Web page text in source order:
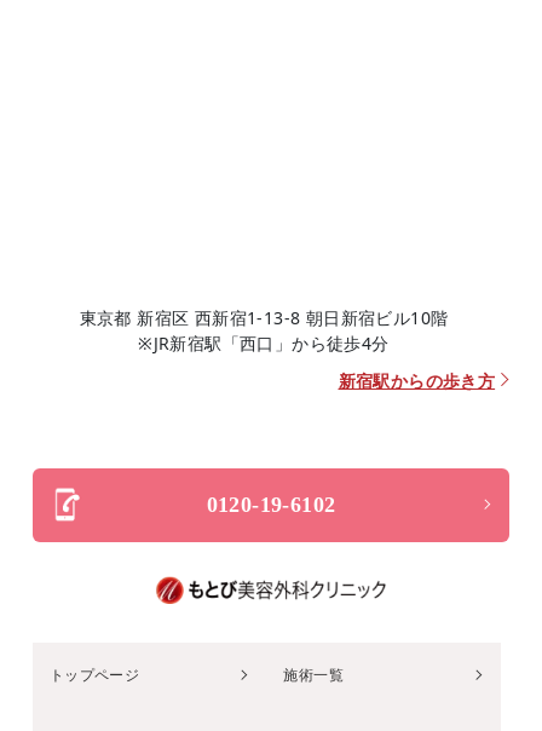
東京都 新宿区 西新宿1-13-8 朝日新宿ビル10階
※JR新宿駅「西口」から徒歩4分
新宿駅からの歩き方
0120-19-6102
トップページ 施術一覧